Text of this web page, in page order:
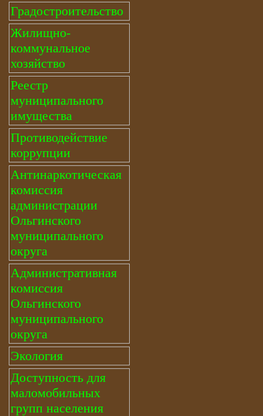
Градостроительство
Жилищно-
коммунальное
хозяйство
Реестр
муниципального
имущества
Противодействие
коррупции
Антинаркотическая
комиссия
администрации
Ольгинского
муниципального
округа
Административная
комиссия
Ольгинского
муниципального
округа
Экология
Доступность для
маломобильных
групп населения